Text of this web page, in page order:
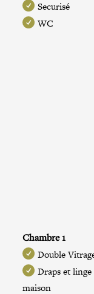
Securisé
WC
Chambre 1
Double
Draps et linge
maison